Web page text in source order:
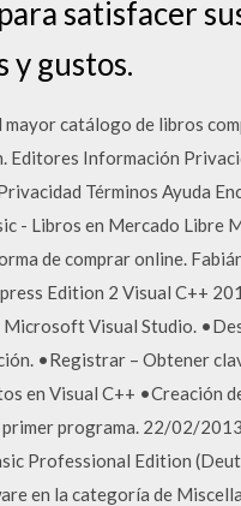
satisfacer
y gustos.
mayor catálogo de libros
Editores Información
Términos Ayuda
- Libros en Mercado Libre
de comprar online.
Edition 2 Visual C++
Visual Studio.
•Registrar – Obtener
en Visual C++ •Creación
programa. 22/02/2013
Professional Edition
en la categoría de